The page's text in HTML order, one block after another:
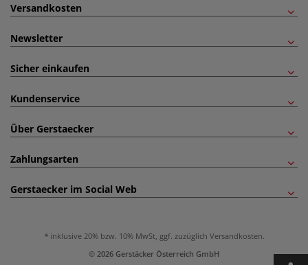
Versandkosten
Newsletter
Sicher einkaufen
Kundenservice
Über Gerstaecker
Zahlungsarten
Gerstaecker im Social Web
inklusive 20% bzw. 10% MwSt, ggf. zuzüglich Versandkosten.
© 2026 Gerstäcker Österreich GmbH